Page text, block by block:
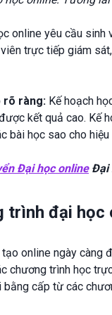
online yêu cầu sinh
trực tiếp giám
rõ ràng: Kế hoạch
kết quả cao. Kế
bài học sao cho hiệu
Đại học onlineĐại
trình đại học
online ngày càng
chương trình học
cấp từ các